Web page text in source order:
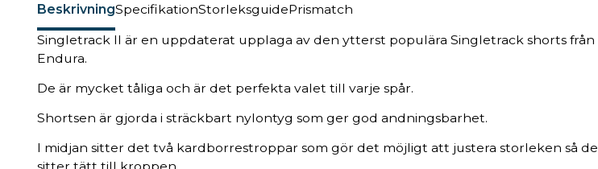
BeskrivningSpecifikationStorleksguidePrismatch
Singletrack II är en uppdaterat upplaga av den ytterst populära Singletrack shorts från
Endura.
De är mycket tåliga och är det perfekta valet till varje spår.
Shortsen är gjorda i sträckbart nylontyg som ger god andningsbarhet.
I midjan sitter det två kardborrestroppar som gör det möjligt att justera storleken så de